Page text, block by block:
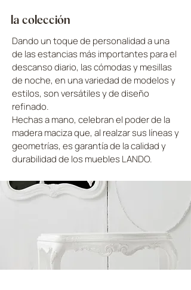
la colección
Dando un toque de personalidad a una
de las estancias más importantes para el
descanso diario, las cómodas y mesillas
de noche, en una variedad de modelos y
estilos, son versátiles y de diseño
refinado.
Hechas a mano, celebran el poder de la
madera maciza que, al realzar sus líneas y
geometrías, es garantía de la calidad y
durabilidad de los muebles LANDO.